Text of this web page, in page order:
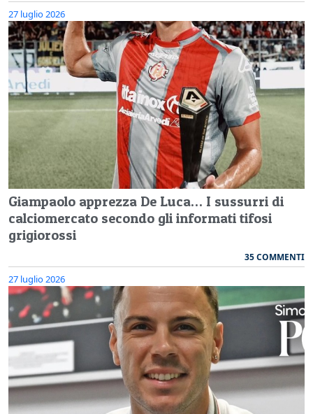
27 luglio 2026
Giampaolo apprezza De Luca… I sussurri di
calciomercato secondo gli informati tifosi
grigiorossi
35 COMMENTI
27 luglio 2026